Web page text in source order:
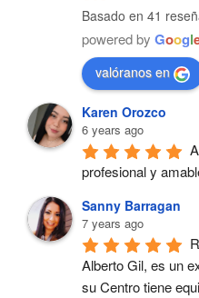
Basado en 41
powered by Googl
valóranos en
Karen Orozco
6 years ago
profesional y
Sanny Barragan
7 years ago
Alberto Gil, es un
su Centro tiene